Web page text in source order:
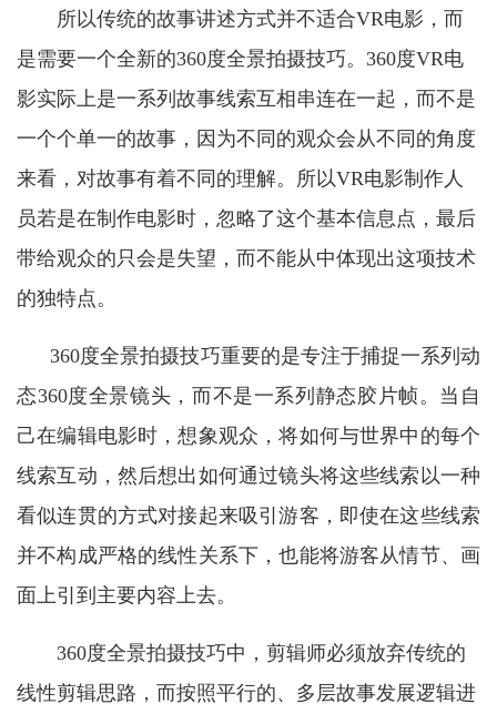
所以传统的故事讲述方式并不适合VR电影，而
是需要一个全新的360度全景拍摄技巧。360度VR电
影实际上是一系列故事线索互相串连在一起，而不是
一个个单一的故事，因为不同的观众会从不同的角度
来看，对故事有着不同的理解。所以VR电影制作人
员若是在制作电影时，忽略了这个基本信息点，最后
带给观众的只会是失望，而不能从中体现出这项技术
的独特点。
360度全景拍摄技巧重要的是专注于捕捉一系列动
态360度全景镜头，而不是一系列静态胶片帧。当自
己在编辑电影时，想象观众，将如何与世界中的每个
线索互动，然后想出如何通过镜头将这些线索以一种
看似连贯的方式对接起来吸引游客，即使在这些线索
并不构成严格的线性关系下，也能将游客从情节、画
面上引到主要内容上去。
360度全景拍摄技巧中，剪辑师必须放弃传统的
线性剪辑思路，而按照平行的、多层故事发展逻辑进